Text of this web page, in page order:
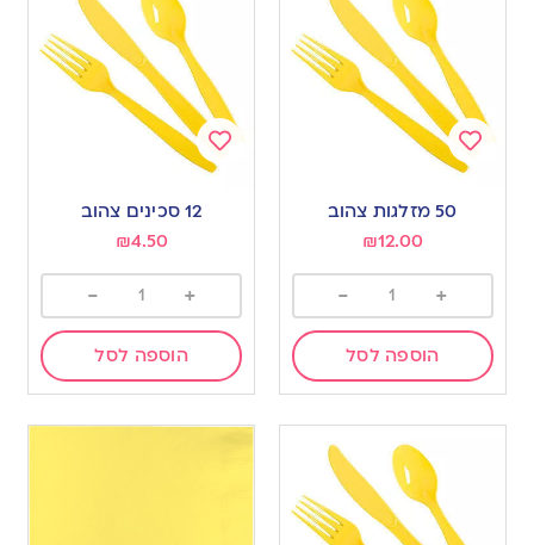
Add
wishlist
50 מזלגות צהוב
₪12.00
+
-
הוספה לסל
Add
wishlist
12 סכינים צהוב
₪4.50
+
-
הוספה לסל